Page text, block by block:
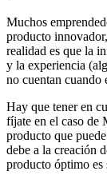
Muchos
producto
realidad es que la
y la experiencia
no cuentan cuando
Hay que tener en
fíjate en el caso de
producto que
debe a la creación
producto óptimo es